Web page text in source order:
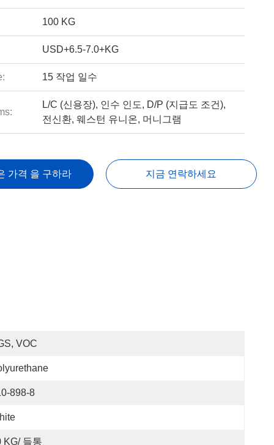
100 KG
USD+6.5-7.0+KG
15 작업 일수
L/C (신용장), 인수 인도, D/P (지급도 조건),
전신환, 웨스턴 유니온, 머니그램
가격 을 구하라 지금 연락하세요
VOC
898-8
KG/ 들통